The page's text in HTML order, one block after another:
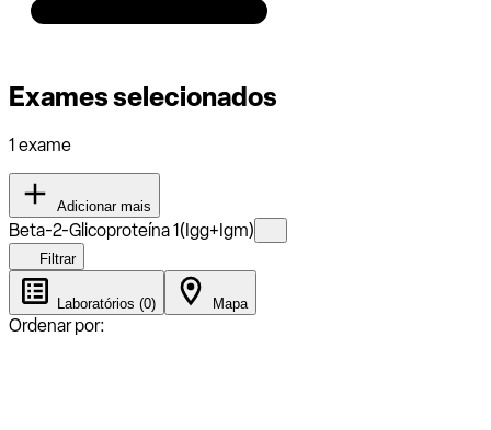
Exames selecionados
1 exame
Adicionar mais
Beta-2-Glicoproteína 1(Igg+Igm)
Filtrar
Laboratórios (0) Mapa
Ordenar por: